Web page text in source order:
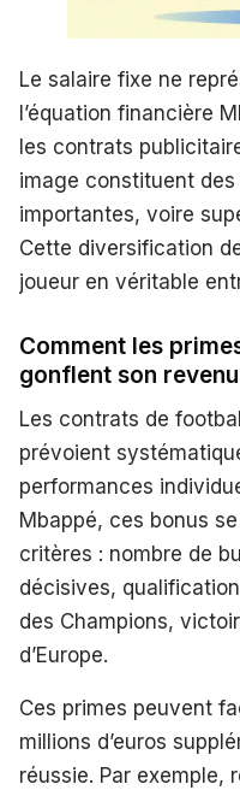
Le salaire fixe ne
l’équation financière
les contrats
image constituent
importantes, voire
Cette diversification
joueur en véritable
Comment les
gonflent son
Les contrats de
prévoient
performances
Mbappé, ces bonus
critères : nombre de
décisives,
des Champions,
d’Europe.
Ces primes peuvent
millions d’euros
réussie. Par exemple,